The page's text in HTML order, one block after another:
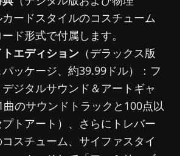
ードスタイルのコスチューム
ド形式で付属します。
トエディション（デラックス版
ッケージ、約39.99ドル）：フ
ジタルサウンド＆アートギャ
曲のサウンドトラックと100点以
プトアート）、さらにトレバー
スチューム、サイファスタイ